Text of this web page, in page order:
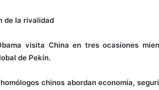
de la rivalidad
visita China en tres ocasiones
de Pekín.
chinos abordan economía,